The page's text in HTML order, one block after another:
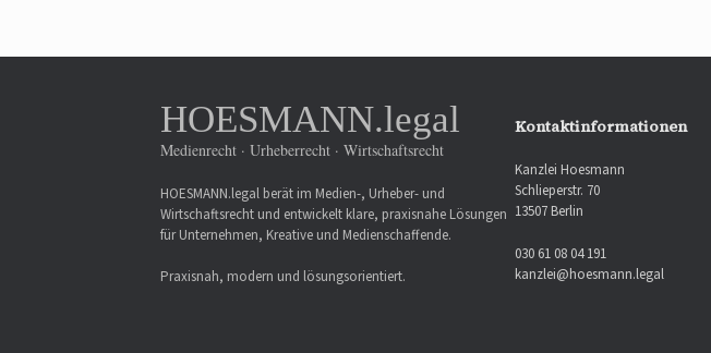
HOESMANN.legal
Medienrecht · Urheberrecht · Wirtschaftsrecht
HOESMANN.legal berät im Medien-, Urheber- und
Wirtschaftsrecht und entwickelt klare, praxisnahe Lösungen
für Unternehmen, Kreative und Medienschaffende.
Praxisnah, modern und lösungsorientiert.
Kontaktinformationen
Kanzlei Hoesmann
Schlieperstr. 70
13507 Berlin
030 61 08 04 191
kanzlei@hoesmann.legal